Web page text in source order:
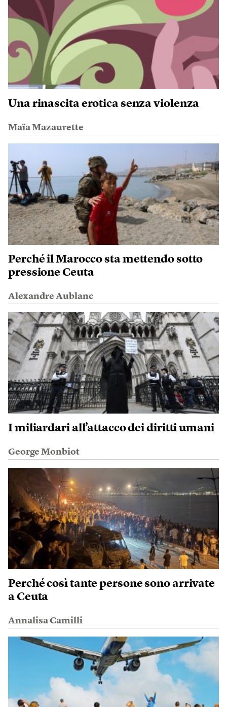
Una rinascita erotica senza violenza
Maïa Mazaurette
Perché il Marocco sta mettendo sotto
pressione Ceuta
Alexandre Aublanc
I miliardari all’attacco dei diritti umani
George Monbiot
Perché così tante persone sono arrivate
a Ceuta
Annalisa Camilli